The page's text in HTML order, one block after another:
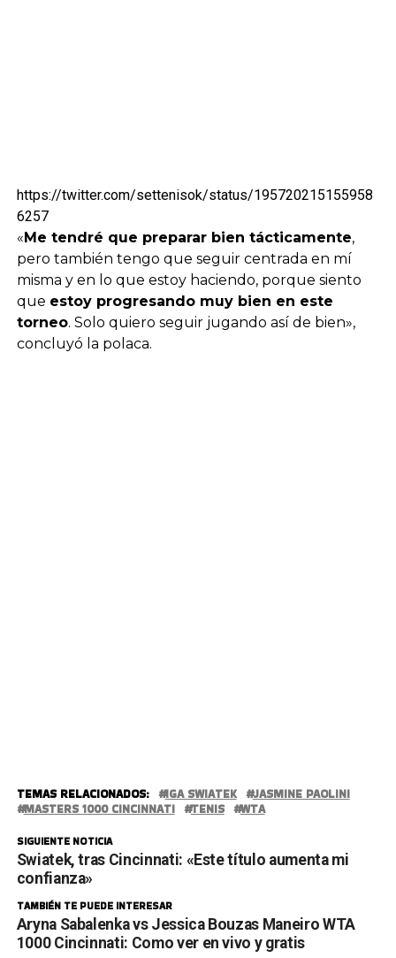
https://twitter.com/settenisok/status/195720215155958
6257
«Me tendré que preparar bien tácticamente,
pero también tengo que seguir centrada en mí
misma y en lo que estoy haciendo, porque siento
que estoy progresando muy bien en este
torneo. Solo quiero seguir jugando así de bien»,
concluyó la polaca.
TEMAS RELACIONADOS: IGA SWIATEK
JASMINE PAOLINI
MASTERS 1000 CINCINNATI
TENIS WTA
SIGUIENTE NOTICIA
Swiatek, tras Cincinnati: «Este título aumenta mi
confianza»
TAMBIÉN TE PUEDE INTERESAR
Aryna Sabalenka vs Jessica Bouzas Maneiro WTA
1000 Cincinnati: Como ver en vivo y gratis